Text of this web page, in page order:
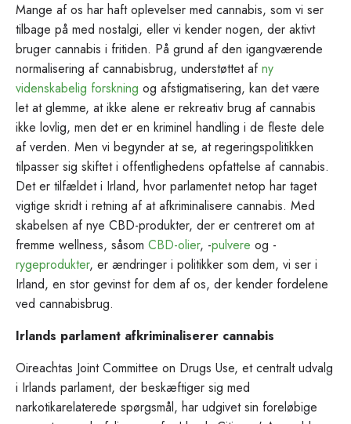
Mange af os har haft oplevelser med cannabis, som vi ser
tilbage på med nostalgi, eller vi kender nogen, der aktivt
bruger cannabis i fritiden. På grund af den igangværende
normalisering af cannabisbrug, understøttet afny
videnskabelig forskning og afstigmatisering, kan det være
let at glemme, at ikke alene er rekreativ brug af cannabis
ikke lovlig, men det er en kriminel handling i de fleste dele
af verden. Men vi begynder at se, at regeringspolitikken
tilpasser sig skiftet i offentlighedens opfattelse af cannabis.
Det er tilfældet i Irland, hvor parlamentet netop har taget
vigtige skridt i retning af at afkriminalisere cannabis. Med
skabelsen af nye CBD-produkter, der er centreret om at
fremme wellness, såsom CBD-olier, -pulvere og -
rygeprodukter, er ændringer i politikker som dem, vi ser i
Irland, en stor gevinst for dem af os, der kender fordelene
ved cannabisbrug.
Irlands parlament afkriminaliserer cannabis
Oireachtas Joint Committee on Drugs Use, et centralt udvalg
i Irlands parlament, der beskæftiger sig med
narkotikarelaterede spørgsmål, har udgivet sin foreløbige